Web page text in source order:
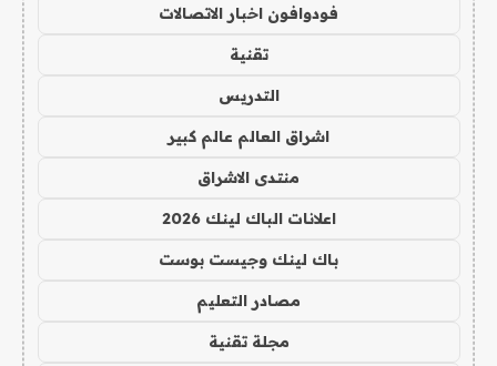
فودوافون اخبار الاتصالات
تقنية
التدريس
اشراق العالم عالم كبير
منتدى الاشراق
اعلانات الباك لينك 2026
باك لينك وجيست بوست
مصادر التعليم
مجلة تقنية